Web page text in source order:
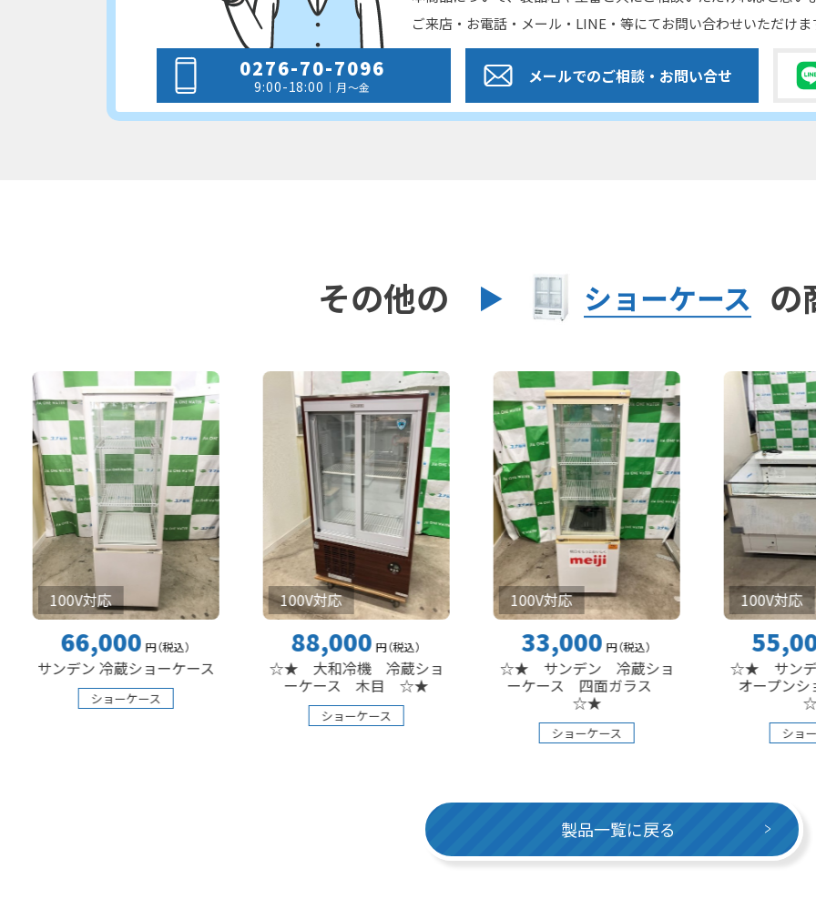
ご来店・お電話・メール・LINE・等にてお問い合わせいただけま
0276-70-7096
9:00-18:00 ｜月～金
メールでのご相談 ・お問い合せ
その他の ショーケース の
円（税込）
ン 冷蔵ショーケース
ショーケース
100V対応
88,000 円（税込）
☆★ 大和冷機 冷蔵ショ
ーケース 木目 ☆★
ショーケース
100V対応
33,000 円（税込）
☆★ サンデン 冷蔵ショ
ーケース 四面ガラス
ショーケース
100V対応
55,000 円（税込
☆★ サンデン 平型
オープンショーケ
ショーケース
製品一覧に戻る